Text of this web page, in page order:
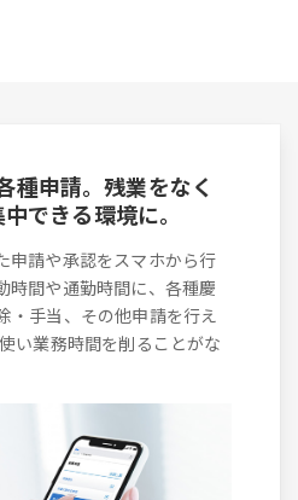
種申請。残業をなく
できる環境に。
申請や承認をスマホから行
時間や通勤時間に、各種慶
・手当、その他申請を行え
い業務時間を削ることがな